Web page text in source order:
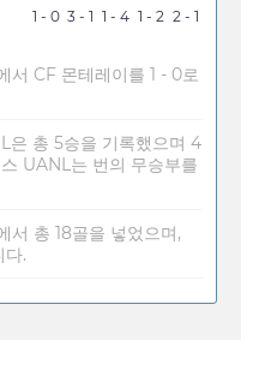
1 - 0 3 - 1 1 - 4 1 - 2 2 - 1
서 CF 몬테레이를 1 - 0로
은 총 5승을 기록했으며 4
UANL는 번의 무승부를
서 총 18골을 넣었으며,
다.